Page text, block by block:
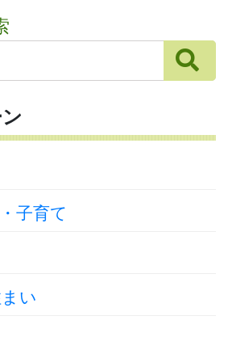
子育て
い